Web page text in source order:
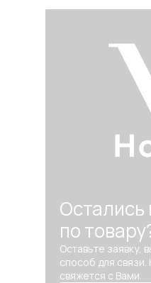
Остались
по
Оставьте заявку,
способ для
свяжется с Вами.